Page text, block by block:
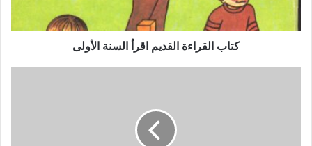
كتاب القراءة القديم اقرأ السنة الأولى